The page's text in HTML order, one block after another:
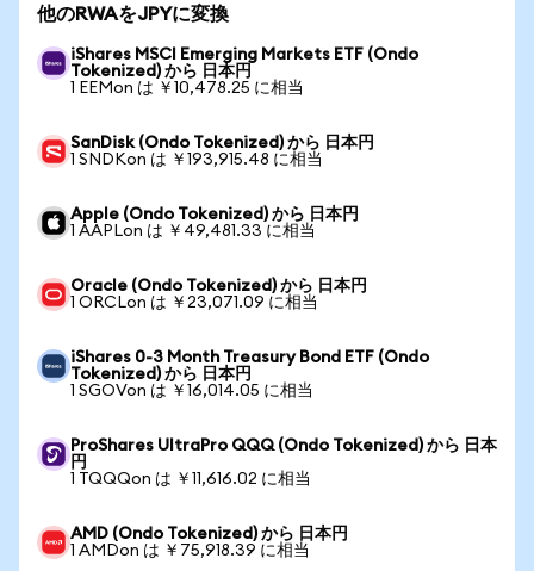
他のRWAをJPYに変換
iShares MSCI Emerging Markets ETF (Ondo
Tokenized) から 日本円
1 EEMon は ￥10,478.25 に相当
SanDisk (Ondo Tokenized) から 日本円
1 SNDKon は ￥193,915.48 に相当
Apple (Ondo Tokenized) から 日本円
1 AAPLon は ￥49,481.33 に相当
Oracle (Ondo Tokenized) から 日本円
1 ORCLon は ￥23,071.09 に相当
iShares 0-3 Month Treasury Bond ETF (Ondo
Tokenized) から 日本円
1 SGOVon は ￥16,014.05 に相当
ProShares UltraPro QQQ (Ondo Tokenized) から 日本
円
1 TQQQon は ￥11,616.02 に相当
AMD (Ondo Tokenized) から 日本円
1 AMDon は ￥75,918.39 に相当